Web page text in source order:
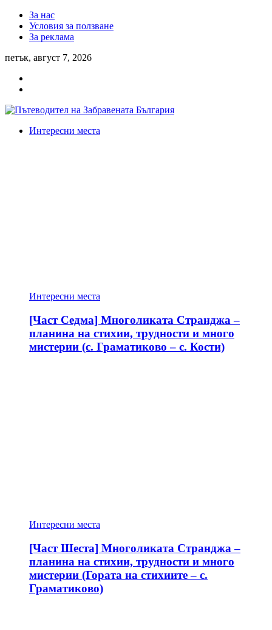
За нас
Условия за ползване
За реклама
петък, август 7, 2026
Интересни места
Интересни места
[Част Седма] Многоликата Странджа –
планина на стихии, трудности и много
мистерии (с. Граматиково – с. Кости)
Интересни места
[Част Шеста] Многоликата Странджа –
планина на стихии, трудности и много
мистерии (Гората на стихиите – с.
Граматиково)